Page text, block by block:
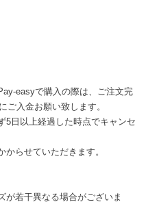
easyで購入の際は、ご注文完
ご入金お願い致します。
5日以上経過した時点でキャンセ
らせていただきます。
が若干異なる場合がございま